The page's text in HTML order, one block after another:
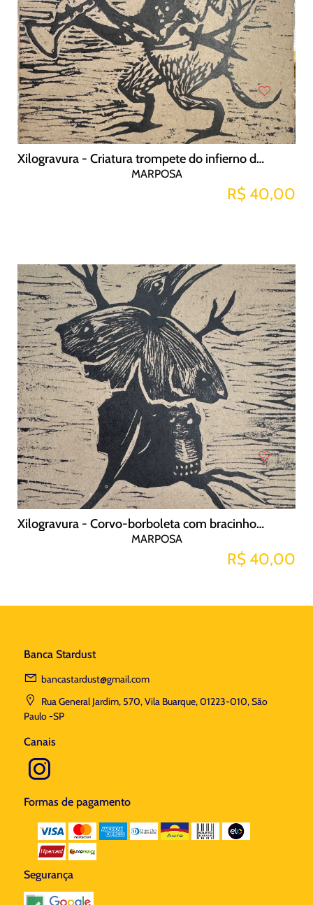
Xilogravura - Criatura trompete do infierno de Bosch
MARPOSA
R$ 40,00
Xilogravura - Corvo-borboleta com bracinhos do inferno de Bosch
MARPOSA
R$ 40,00
Banca Stardust
bancastardust@gmail.com
Rua General Jardim, 570, Vila Buarque, 01223-010, São
Paulo -SP
Canais
Formas de pagamento
Segurança